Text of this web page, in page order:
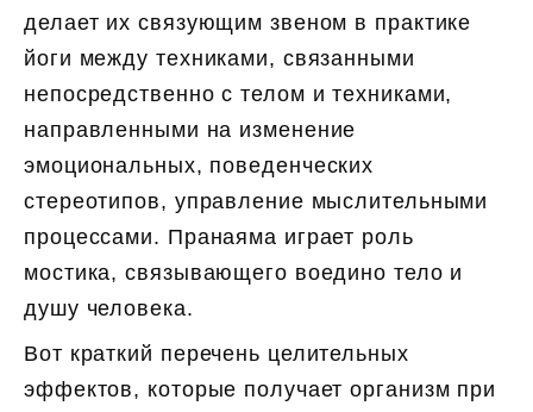
делает их связующим звеном в практике
йоги между техниками, связанными
непосредственно с телом и техниками,
направленными на изменение
эмоциональных, поведенческих
стереотипов, управление мыслительными
процессами. Пранаяма играет роль
мостика, связывающего воедино тело и
душу человека.
Вот краткий перечень целительных
эффектов, которые получает организм при